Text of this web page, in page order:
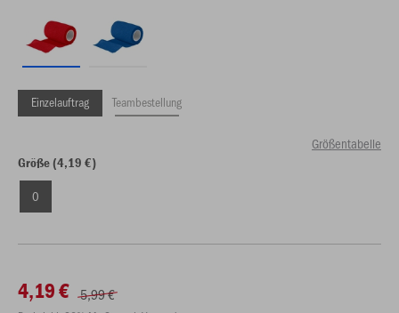
Einzelauftrag Teambestellung
Größentabelle
Größe (4,19 €)
0
4,19 € 5,99 €